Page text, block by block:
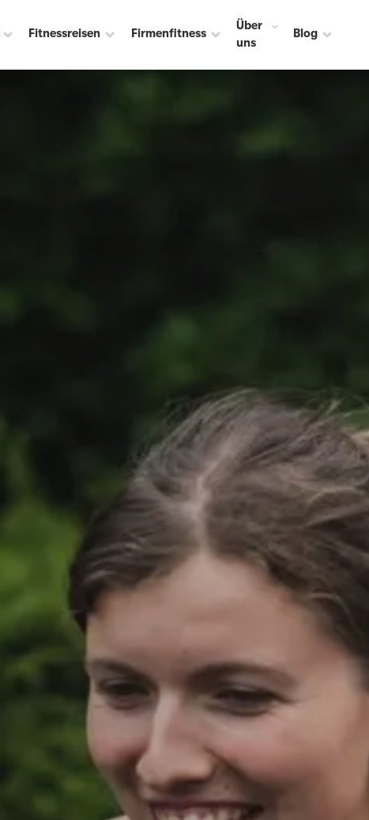
Fitnessreisen Firmenfitness
Über
uns
Blog